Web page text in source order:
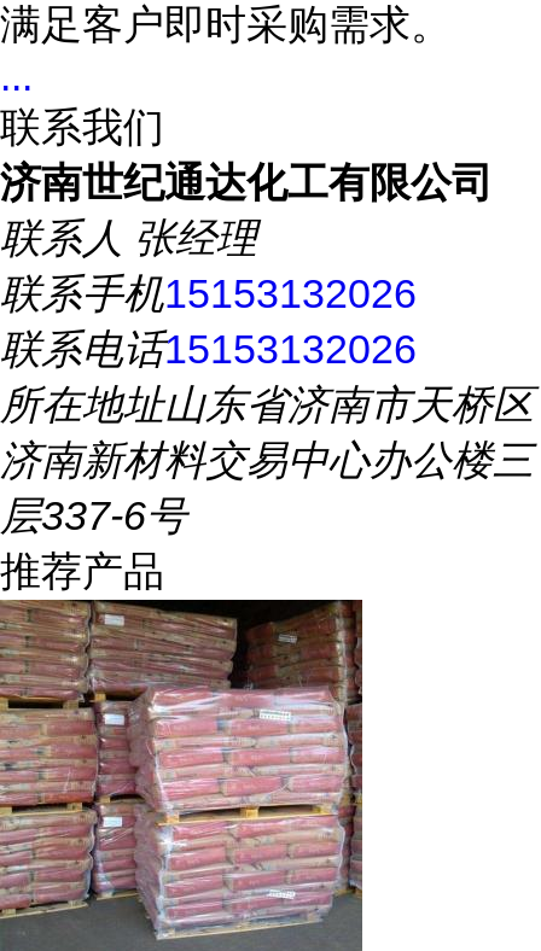
满足客户即时采购需求。
...
联系我们
济南世纪通达化工有限公司
联系人 张经理
联系手机15153132026
联系电话15153132026
所在地址山东省济南市天桥区
济南新材料交易中心办公楼三
层337-6号
推荐产品